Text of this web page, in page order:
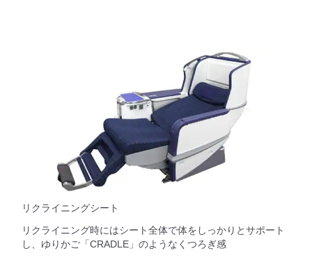
リクライニングシート
リクライニング時にはシート全体で体をしっかりとサポート
し、ゆりかご「CRADLE」のようなくつろぎ感